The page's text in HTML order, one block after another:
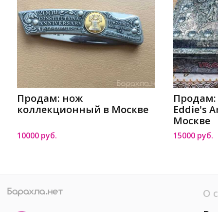
Продам: нож
коллекционный в Москве
10000 руб.
Продам:
Eddie's
Москве
15000 руб.
О